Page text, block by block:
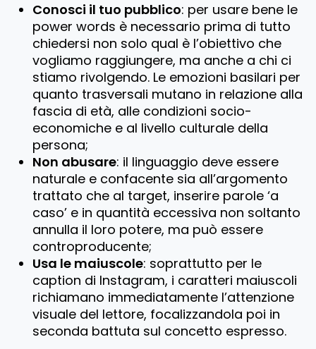
Conosci il tuo pubblico: per usare bene le
power words è necessario prima di tutto
chiedersi non solo qual è l’obiettivo che
vogliamo raggiungere, ma anche a chi ci
stiamo rivolgendo. Le emozioni basilari per
quanto trasversali mutano in relazione alla
fascia di età, alle condizioni socio-
economiche e al livello culturale della
persona;
Non abusare: il linguaggio deve essere
naturale e confacente sia all’argomento
trattato che al target, inserire parole ‘a
caso’ e in quantità eccessiva non soltanto
annulla il loro potere, ma può essere
controproducente;
Usa le maiuscole: soprattutto per le
caption di Instagram, i caratteri maiuscoli
richiamano immediatamente l’attenzione
visuale del lettore, focalizzandola poi in
seconda battuta sul concetto espresso.